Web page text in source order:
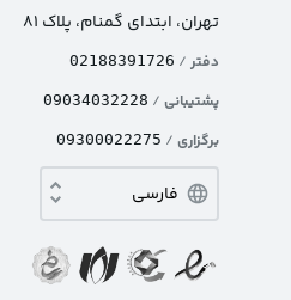
تهران، ابتدای گمنام، پلاک ۸۱
دفتر /
02188391726
پشتیبانی /
09034032228
برگزاری /
09300022275